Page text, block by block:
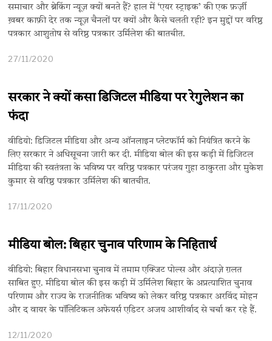
समाचार और ब्रेकिंग न्यूज़ क्यों बनते हैं? हाल में ‘एयर स्ट्राइक’ की एक फ़र्ज़ी
ख़बर काफ़ी देर तक न्यूज़ चैनलों पर क्यों और कैसे चलती रही? इन मुद्दों पर वरिष्ठ
पत्रकार आशुतोष से वरिष्ठ पत्रकार उर्मिलेश की बातचीत.
27/11/2020
सरकार ने क्यों कसा डिजिटल मीडिया पर रेगुलेशन का
फंदा
वीडियो: डिजिटल मीडिया और अन्य ऑनलाइन प्लेटफॉर्म को नियंत्रित करने के
लिए सरकार ने अधिसूचना जारी कर दी. मीडिया बोल की इस कड़ी में डिजिटल
मीडिया की स्वतंत्रता के भविष्य पर वरिष्ठ पत्रकार परंजय गुहा ठाकुरता और मुकेश
कुमार से वरिष्ठ पत्रकार उर्मिलेश की बातचीत.
17/11/2020
मीडिया बोल: बिहार चुनाव परिणाम के निहितार्थ
वीडियो: बिहार विधानसभा चुनाव में तमाम एक्जिट पोल्स और अंदाज़े ग़लत
साबित हुए. मीडिया बोल की इस कड़ी में उर्मिलेश बिहार के अप्रत्याशित चुनाव
परिणाम और राज्य के राजनीतिक भविष्य को लेकर वरिष्ठ पत्रकार अरविंद मोहन
और द वायर के पॉलिटिकल अफेयर्स एडिटर अजय आशीर्वाद से चर्चा कर रहे हैं.
12/11/2020